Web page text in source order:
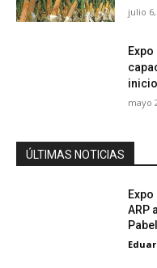
julio
mayo
ÚLTIMAS NOTICIAS
ARP